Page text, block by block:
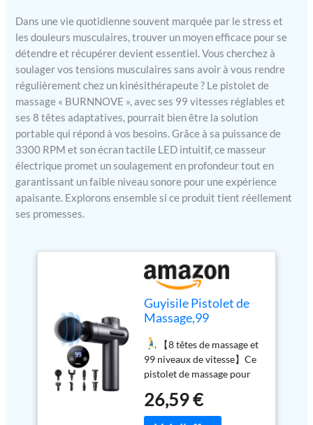
Dans une vie quotidienne souvent marquée par le stress et
les douleurs musculaires, trouver un moyen efficace pour se
détendre et récupérer devient essentiel. Vous cherchez à
soulager vos tensions musculaires sans avoir à vous rendre
régulièrement chez un kinésithérapeute ? Le pistolet de
massage « BURNNOVE », avec ses 99 vitesses réglables et
ses 8 têtes adaptatives, pourrait bien être la solution
portable qui répond à vos besoins. Grâce à sa puissance de
3300 RPM et son écran tactile LED intuitif, ce masseur
électrique promet un soulagement en profondeur tout en
garantissant un faible niveau sonore pour une expérience
apaisante. Explorons ensemble si ce produit tient réellement
ses promesses.
Guyisile Pistolet de
Massage,99
Massage,l'Écran LCD
【8 têtes de massage et
99 niveaux de vitesse】Ce
pistolet de massage pour
de 8 têtes de massage
différentes et de 99
26,59 €